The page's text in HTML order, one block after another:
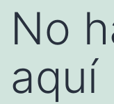
No
aquí